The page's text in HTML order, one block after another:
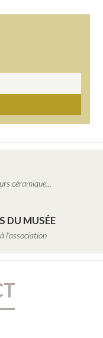
céramique...
DU MUSÉE
l’association